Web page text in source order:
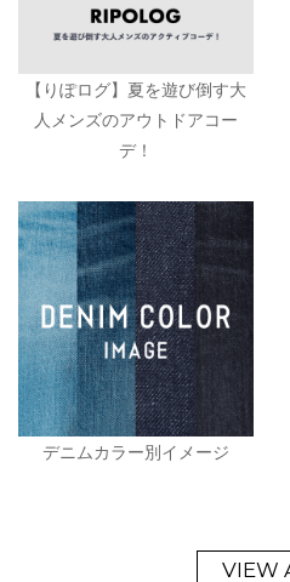
【りぽログ】夏を遊び倒す大
人メンズのアウトドアコー
デ！
デニムカラー別イメージ
VIEW